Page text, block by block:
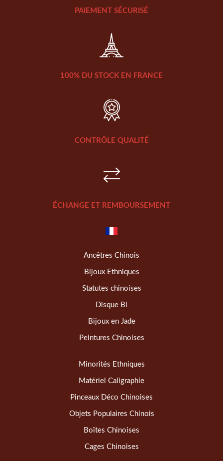
PAIEMENT SÉCURISÉ
100% DU STOCK EN FRANCE
CONTRÔLE QUALITÉ
ÉCHANGE ET REMBOURSEMENT
Ancêtres Chinois
Bijoux Ethniques
Statutes chinoises
Disque Bi
Bijoux en Jade
Peintures Chinoises
Minorités Ethniques
Matériel Caligraphie
Pinceaux Déco Chinoises
Objets Populaires Chinois
Boîtes Chinoises
Cages Chinoises